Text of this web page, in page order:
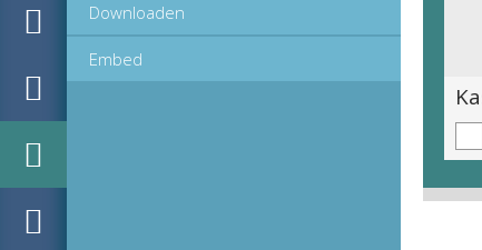
Downloaden
Embed